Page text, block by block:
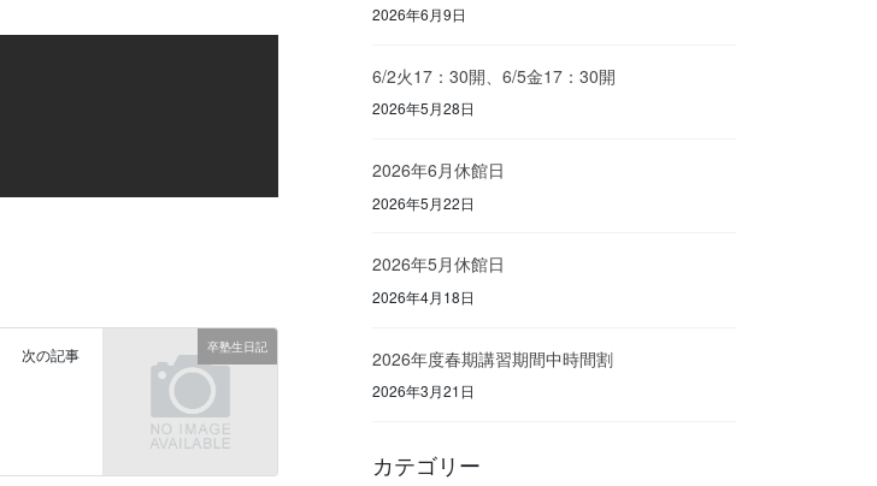
卒塾生日記
次の記事
2026年6月9日
6/2火17：30開、6/5金17：30開
2026年5月28日
2026年6月休館日
2026年5月22日
2026年5月休館日
2026年4月18日
2026年度春期講習期間中時間割
2026年3月21日
カテゴリー